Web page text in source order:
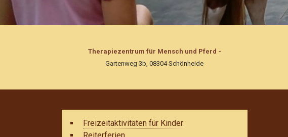
Therapiezentrum für Mensch und Pferd -
Gartenweg 3b, 08304 Schönheide
Freizeitaktivitäten für Kinder